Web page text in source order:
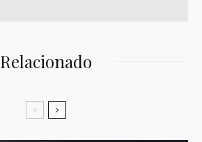
Relacionado